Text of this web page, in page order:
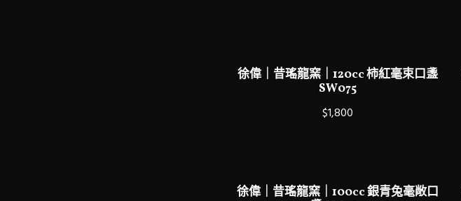
徐偉｜昔瑤龍窯｜120cc 柿紅毫束口盞
SW075
$1,800
徐偉｜昔瑤龍窯｜100cc 銀青兔毫敞口